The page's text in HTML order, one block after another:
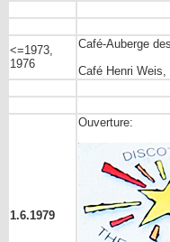
<=1973,
1976
Café-Auberge
Café Henri Weis,
1.6.1979
Ouverture: